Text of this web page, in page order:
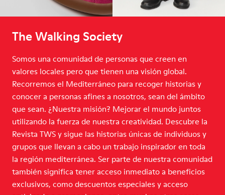
The Walking Society
Somos una comunidad de personas que creen en
valores locales pero que tienen una visión global.
Recorremos el Mediterráneo para recoger historias y
conocer a personas afines a nosotros, sean del ámbito
que sean. ¿Nuestra misión? Mejorar el mundo juntos
utilizando la fuerza de nuestra creatividad. Descubre la
Revista TWS y sigue las historias únicas de individuos y
grupos que llevan a cabo un trabajo inspirador en toda
la región mediterránea. Ser parte de nuestra comunidad
también significa tener acceso inmediato a beneficios
exclusivos, como descuentos especiales y acceso